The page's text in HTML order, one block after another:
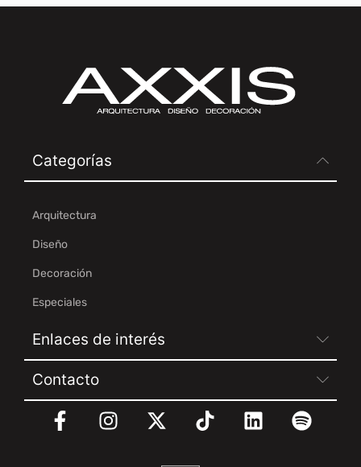
Categorías
Arquitectura
Diseño
Decoración
Especiales
Enlaces de interés
Contacto